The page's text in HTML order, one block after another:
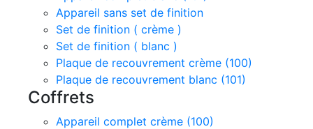
Appareil sans set de finition
Set de finition ( crème )
Set de finition ( blanc )
Plaque de recouvrement crème (100)
Plaque de recouvrement blanc (101)
Coffrets
Appareil complet crème (100)